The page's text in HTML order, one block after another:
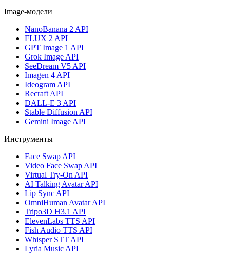
Image-модели
NanoBanana 2 API
FLUX 2 API
GPT Image 1 API
Grok Image API
SeeDream V5 API
Imagen 4 API
Ideogram API
Recraft API
DALL-E 3 API
Stable Diffusion API
Gemini Image API
Инструменты
Face Swap API
Video Face Swap API
Virtual Try-On API
AI Talking Avatar API
Lip Sync API
OmniHuman Avatar API
Tripo3D H3.1 API
ElevenLabs TTS API
Fish Audio TTS API
Whisper STT API
Lyria Music API